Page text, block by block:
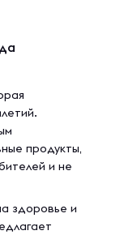
продукты,
и не
здоровье и